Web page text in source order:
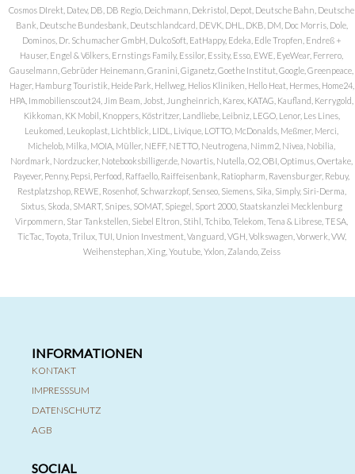
Cosmos DIrekt, Datev, DB, DB Regio, Deichmann, Dekristol, Depot, Deutsche Bahn, Deutsche
Bank, Deutsche Bundesbank, Deutschlandcard, DEVK, DHL, DKB, DM, Doc Morris, Dole,
Dominos, Dr. Schumacher GmbH, DulcoSoft, EatHappy, Edeka, Edle Tropfen, Endreß +
Hauser, Engel & Völkers, Ernstings Family, Essilor, Essity, Esso, EWE, EyeWear, Ferrero,
Gauselmann, Gebrüder Heinemann, Granini, Giganetz, Goethe Institut, Google, Greenpeace,
Hager, Hamburg Touristik, Heide Park, Hellweg, Helios Kliniken, Hello Heat, Hermes, Home24,
HPA, Immobilienscout24, Jim Beam, Jobst, Jungheinrich, Karex, KATAG, Kaufland, Kerrygold,
Kikkoman, KK Mobil, Knoppers, Köstritzer, Landliebe, Leibniz, LEGO, Lenor, Les Lines,
Leukomed, Leukoplast, Lichtblick, LIDL, Livique, LOTTO, McDonalds, Meßmer, Merci,
Michelob, Milka, MOIA, Müller, NEFF, NETTO, Neutrogena, Nimm2, Nivea, Nobilia,
Nordmark, Nordzucker, Notebooksbilliger.de, Novartis, Nutella, O2, OBI, Optimus, Overtake,
Payever, Penny, Pepsi, Perfood, Raffaello, Raiffeisenbank, Ratiopharm, Ravensburger, Rebuy,
Restplatzshop, REWE, Rosenhof, Schwarzkopf, Senseo, Siemens, Sika, Simply, Siri-Derma,
Sixtus, Skoda, SMART, Snipes, SOMAT, Spiegel, Sport 2000, Staatskanzlei Mecklenburg
Virpommern, Star Tankstellen, Siebel Eltron, Stihl, Tchibo, Telekom, Tena & Librese, TESA,
TicTac, Toyota, Trilux, TUI, Union Investment, Vanguard, VGH, Volkswagen, Vorwerk, VW,
Weihenstephan, Xing, Youtube, Yxlon, Zalando, Zeiss
INFORMATIONEN
KONTAKT
IMPRESSSUM
DATENSCHUTZ
AGB
SOCIAL